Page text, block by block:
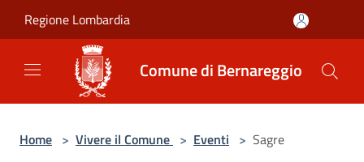
Regione Lombardia
Comune di Bernareggio
Home > Vivere il Comune > Eventi > Sagre